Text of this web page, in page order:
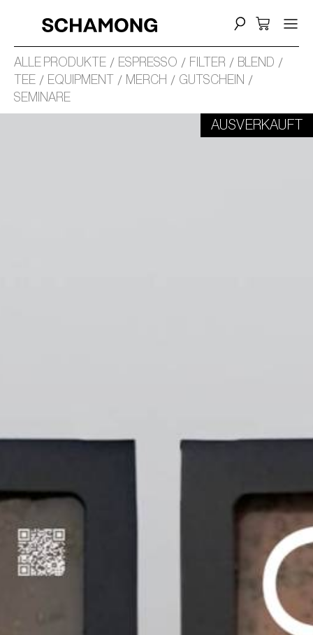
ALLE PRODUKTE ESPRESSO FILTER
BLEND
TEE
EQUIPMENT MERCH
GUTSCHEIN
SEMINARE
AUSVERKAUFT